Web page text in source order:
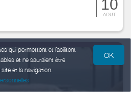
qui permettent et facilitent
et ne sauraient être
et la navigation.
OK
10
AOUT